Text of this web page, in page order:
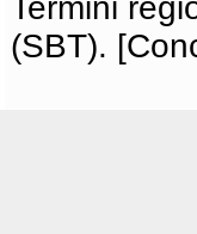
Termini
(SBT).